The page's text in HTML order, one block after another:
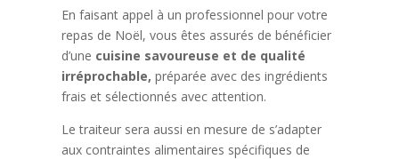
En faisant appel à un professionnel pour votre
repas de Noël, vous êtes assurés de bénéficier
d’une cuisine savoureuse et de qualité
irréprochable, préparée avec des ingrédients
frais et sélectionnés avec attention.
Le traiteur sera aussi en mesure de s’adapter
aux contraintes alimentaires spécifiques de